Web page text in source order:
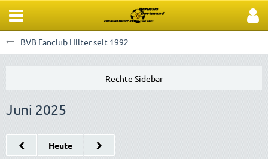
BVB Fanclub Hilter seit 1992
Juni 2025
Heute